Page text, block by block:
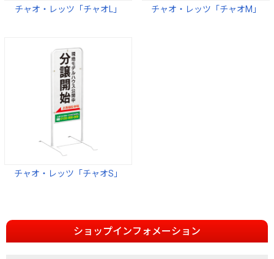
チャオ・レッツ「チャオL」 チャオ・レッツ「チャオM」
チャオ・レッツ「チャオS」
ショップインフォメーション